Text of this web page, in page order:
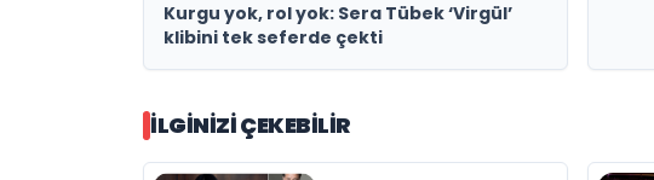
Kurgu yok, rol yok: Sera Tübek ‘Virgül’
klibini tek seferde çekti
İLGINIZI ÇEKEBILIR